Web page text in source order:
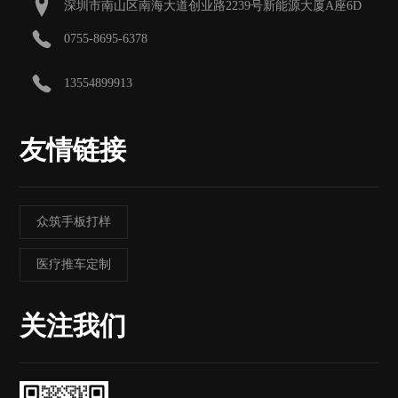
深圳市南山区南海大道创业路2239号新能源大厦A座6D
0755-8695-6378
13554899913
友情链接
众筑手板打样
医疗推车定制
关注我们